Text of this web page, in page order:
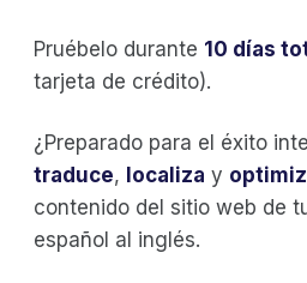
Pruébelo durante 10 días
tarjeta de crédito).
¿Preparado para el éxito
traduce, localiza y
contenido del sitio web de
español al inglés.